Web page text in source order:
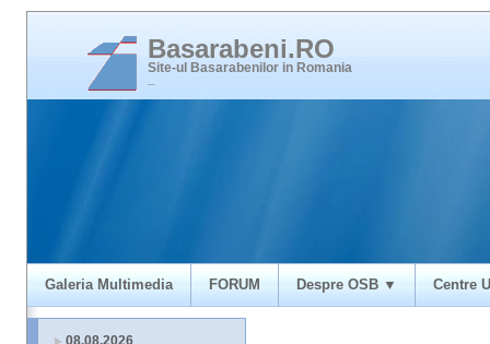
Basarabeni.RO
Site-ul Basarabenilor in Romania
Galeria Multimedia FORUM Despre OSB ▼ Centre